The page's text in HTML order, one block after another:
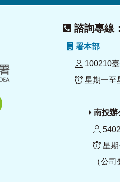
諮詢專線
署本部
100210
星期一至
南投辦
星期
（公